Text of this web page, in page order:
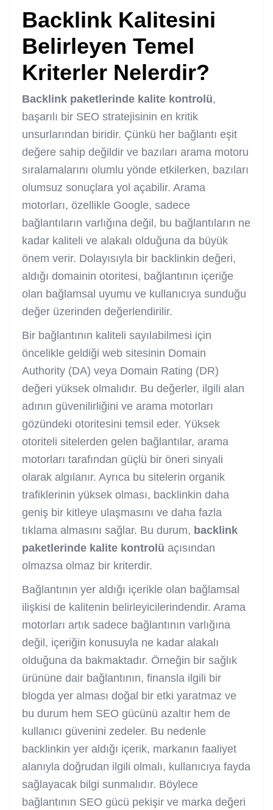
Backlink Kalitesini
Belirleyen Temel
Kriterler Nelerdir?
Backlink paketlerinde kalite kontrolü,
başarılı bir SEO stratejisinin en kritik
unsurlarından biridir. Çünkü her bağlantı eşit
değere sahip değildir ve bazıları arama motoru
sıralamalarını olumlu yönde etkilerken, bazıları
olumsuz sonuçlara yol açabilir. Arama
motorları, özellikle Google, sadece
bağlantıların varlığına değil, bu bağlantıların ne
kadar kaliteli ve alakalı olduğuna da büyük
önem verir. Dolayısıyla bir backlinkin değeri,
aldığı domainin otoritesi, bağlantının içeriğe
olan bağlamsal uyumu ve kullanıcıya sunduğu
değer üzerinden değerlendirilir.
Bir bağlantının kaliteli sayılabilmesi için
öncelikle geldiği web sitesinin Domain
Authority (DA) veya Domain Rating (DR)
değeri yüksek olmalıdır. Bu değerler, ilgili alan
adının güvenilirliğini ve arama motorları
gözündeki otoritesini temsil eder. Yüksek
otoriteli sitelerden gelen bağlantılar, arama
motorları tarafından güçlü bir öneri sinyali
olarak algılanır. Ayrıca bu sitelerin organik
trafiklerinin yüksek olması, backlinkin daha
geniş bir kitleye ulaşmasını ve daha fazla
tıklama almasını sağlar. Bu durum, backlink
paketlerinde kalite kontrolü açısından
olmazsa olmaz bir kriterdir.
Bağlantının yer aldığı içerikle olan bağlamsal
ilişkisi de kalitenin belirleyicilerindendir. Arama
motorları artık sadece bağlantının varlığına
değil, içeriğin konusuyla ne kadar alakalı
olduğuna da bakmaktadır. Örneğin bir sağlık
ürününe dair bağlantının, finansla ilgili bir
blogda yer alması doğal bir etki yaratmaz ve
bu durum hem SEO gücünü azaltır hem de
kullanıcı güvenini zedeler. Bu nedenle
backlinkin yer aldığı içerik, markanın faaliyet
alanıyla doğrudan ilgili olmalı, kullanıcıya fayda
sağlayacak bilgi sunmalıdır. Böylece
bağlantının SEO gücü pekişir ve marka değeri